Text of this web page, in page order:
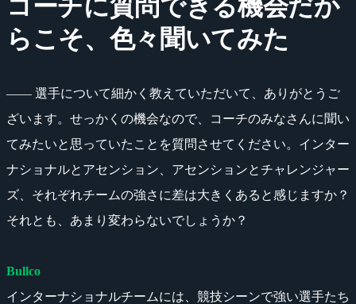
コーチに質問できる機会だか
らこそ、色々聞いてみた
―― 選手について細かく教えていただいて、ありがとうご
ざいます。せっかくの機会なので、コーチのみなさんに聞い
てみたいと思っていたことを質問させてください。インター
ナショナルとアセンション、アセンションとチャレンジャー
ズ、それぞれチームの強さに差は大きくあると感じますか？
それとも、あまり変わらないでしょうか？
Bullco
インターナショナルチームには、競技シーンで強い選手たち